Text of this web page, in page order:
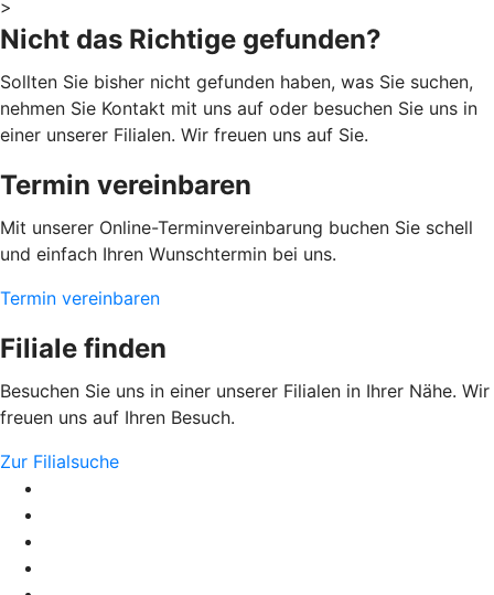
>
Nicht das Richtige gefunden?
Sollten Sie bisher nicht gefunden haben, was Sie suchen,
nehmen Sie Kontakt mit uns auf oder besuchen Sie uns in
einer unserer Filialen. Wir freuen uns auf Sie.
Termin vereinbaren
Mit unserer Online-Terminvereinbarung buchen Sie schell
und einfach Ihren Wunschtermin bei uns.
Termin vereinbaren
Filiale finden
Besuchen Sie uns in einer unserer Filialen in Ihrer Nähe. Wir
freuen uns auf Ihren Besuch.
Zur Filialsuche